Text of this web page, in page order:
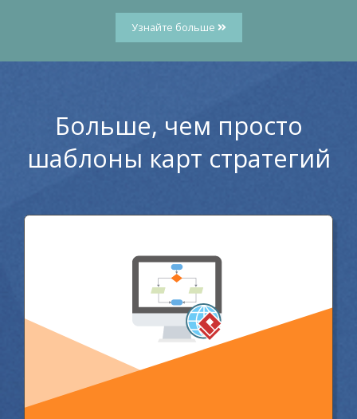
Узнайте больше
Больше, чем просто
шаблоны карт стратегий